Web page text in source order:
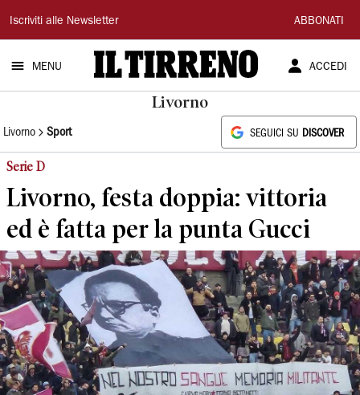
Il
Tirreno
Iscriviti alle Newsletter ABBONATI
MENU ACCEDI
Livorno
Livorno Sport SEGUICI SU DISCOVER
Serie D
Livorno, festa doppia: vittoria
ed è fatta per la punta Gucci